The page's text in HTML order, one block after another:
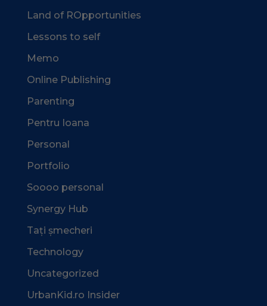
Land of ROpportunities
Lessons to self
Memo
Online Publishing
Parenting
Pentru Ioana
Personal
Portfolio
Soooo personal
Synergy Hub
Tați șmecheri
Technology
Uncategorized
UrbanKid.ro Insider